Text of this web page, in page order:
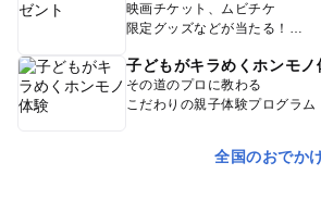
映画チケット、ムビチケ
限定グッズなどが当たる！
子どもがキラめくホンモノ
その道のプロに教わる
こだわりの親子体験プログラム
全国のおでか